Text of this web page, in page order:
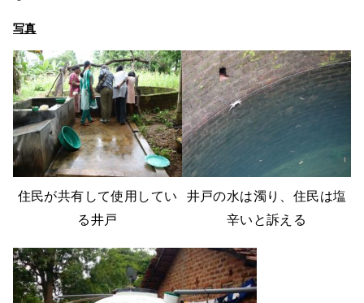
写真
住民が共有して使用してい
る井戸
井戸の水は濁り、住民は塩
辛いと訴える